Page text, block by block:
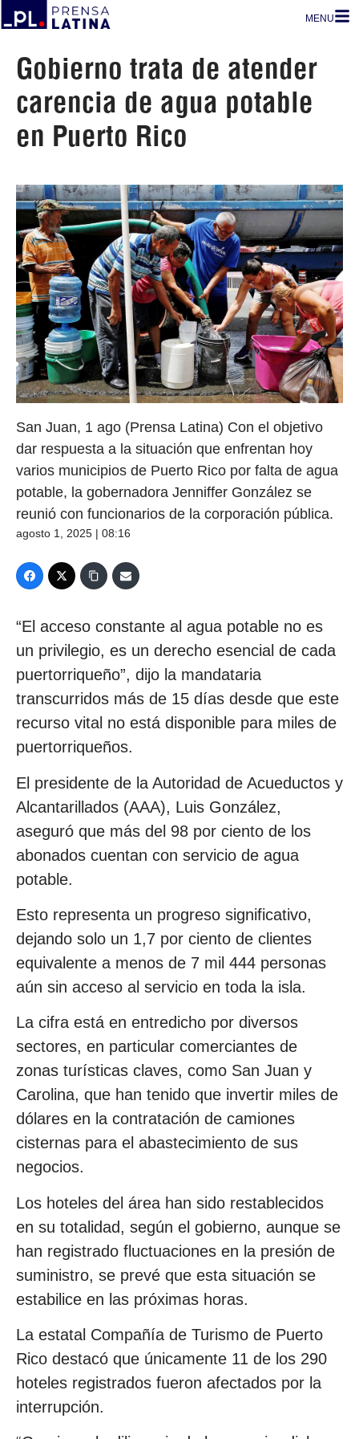
MENU
Gobierno trata de atender
carencia de agua potable
en Puerto Rico
San Juan, 1 ago (Prensa Latina) Con el objetivo
dar respuesta a la situación que enfrentan hoy
varios municipios de Puerto Rico por falta de agua
potable, la gobernadora Jenniffer González se
reunió con funcionarios de la corporación pública.
agosto 1, 2025 | 08:16
“El acceso constante al agua potable no es
un privilegio, es un derecho esencial de cada
puertorriqueño”, dijo la mandataria
transcurridos más de 15 días desde que este
recurso vital no está disponible para miles de
puertorriqueños.
El presidente de la Autoridad de Acueductos y
Alcantarillados (AAA), Luis González,
aseguró que más del 98 por ciento de los
abonados cuentan con servicio de agua
potable.
Esto representa un progreso significativo,
dejando solo un 1,7 por ciento de clientes
equivalente a menos de 7 mil 444 personas
aún sin acceso al servicio en toda la isla.
La cifra está en entredicho por diversos
sectores, en particular comerciantes de
zonas turísticas claves, como San Juan y
Carolina, que han tenido que invertir miles de
dólares en la contratación de camiones
cisternas para el abastecimiento de sus
negocios.
Los hoteles del área han sido restablecidos
en su totalidad, según el gobierno, aunque se
han registrado fluctuaciones en la presión de
suministro, se prevé que esta situación se
estabilice en las próximas horas.
La estatal Compañía de Turismo de Puerto
Rico destacó que únicamente 11 de los 290
hoteles registrados fueron afectados por la
interrupción.